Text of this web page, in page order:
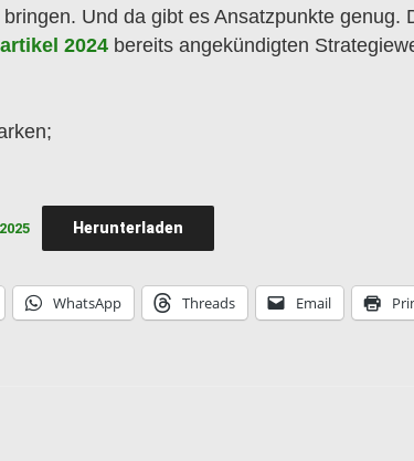
Und da gibt es Ansatzpunkte genug.
2024 bereits angekündigten
Herunterladen
WhatsApp Threads Email